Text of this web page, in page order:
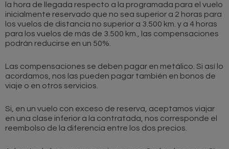
la hora de llegada respecto a la programada para el vuelo
inicialmente reservado que no sea superior a 2 horas para
los vuelos de distancia no superior a 3.500 km. y a 4 horas
para los vuelos de más de 3.500 km., las compensaciones
podrán reducirse en un 50%.
Las compensaciones se deben pagar en metálico. Si así lo
acordamos, nos las pueden pagar también en bonos de
viaje o en otros servicios.
Si, en un vuelo con exceso de reserva, aceptamos viajar
en una clase inferior a la contratada, nos corresponde el
reembolso de la diferencia entre los dos precios.